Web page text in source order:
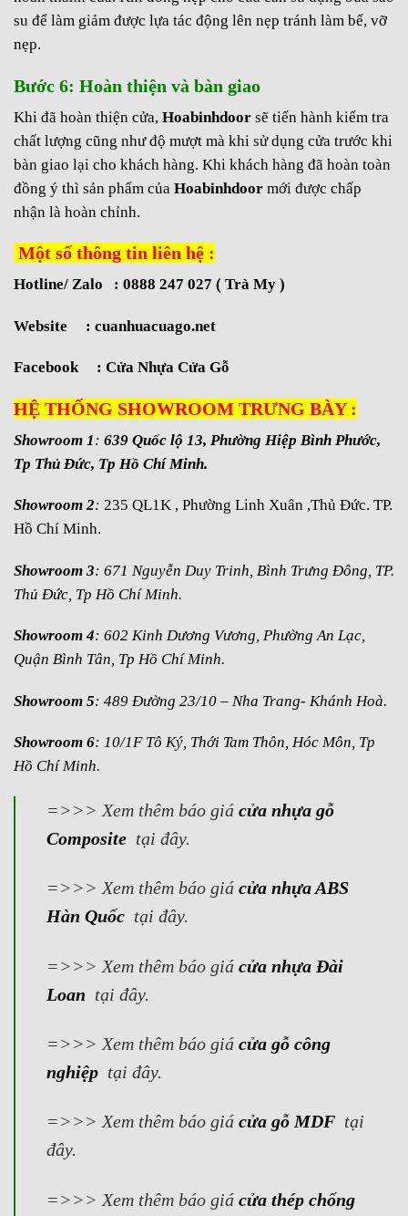
su để làm giảm được lựa tác động lên nẹp tránh làm bể, vỡ
nẹp.
Bước 6: Hoàn thiện và bàn giao
Khi đã hoàn thiện cửa, Hoabinhdoor sẽ tiến hành kiểm tra
chất lượng cũng như độ mượt mà khi sử dụng cửa trước khi
bàn giao lại cho khách hàng. Khi khách hàng đã hoàn toàn
đồng ý thì sản phẩm của Hoabinhdoor mới được chấp
nhận là hoàn chỉnh.
Một số thông tin liên hệ :
Hotline/ Zalo : 0888 247 027 ( Trà My )
Website : cuanhuacuago.net
Facebook : Cửa Nhựa Cửa Gỗ
HỆ THỐNG SHOWROOM TRƯNG BÀY :
Showroom 1: 639 Quốc lộ 13, Phường Hiệp Bình Phước,
Tp Thủ Đức, Tp Hồ Chí Minh.
Showroom 2: 235 QL1K , Phường Linh Xuân ,Thủ Đức. TP.
Hồ Chí Minh.
Showroom 3: 671 Nguyễn Duy Trinh, Bình Trưng Đông, TP.
Thủ Đức, Tp Hồ Chí Minh.
Showroom 4: 602 Kinh Dương Vương, Phường An Lạc,
Quận Bình Tân, Tp Hồ Chí Minh.
Showroom 5: 489 Đường 23/10 – Nha Trang- Khánh Hoà.
Showroom 6: 10/1F Tô Ký, Thới Tam Thôn, Hóc Môn, Tp
Hồ Chí Minh.
=>>> Xem thêm báo giá cửa nhựa gỗ
Composite tại đây.
=>>> Xem thêm báo giá cửa nhựa ABS
Hàn Quốctại đây.
=>>> Xem thêm báo giá cửa nhựa Đài
Loan tại đây.
=>>> Xem thêm báo giá cửa gỗ công
nghiệptại đây.
=>>> Xem thêm báo giá cửa gỗ MDF tại
đây.
=>>> Xem thêm báo giá cửa thép chống